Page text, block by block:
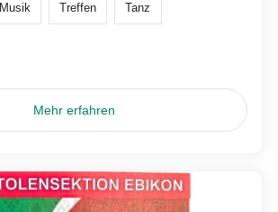
Musik Treffen Tanz
Mehr erfahren